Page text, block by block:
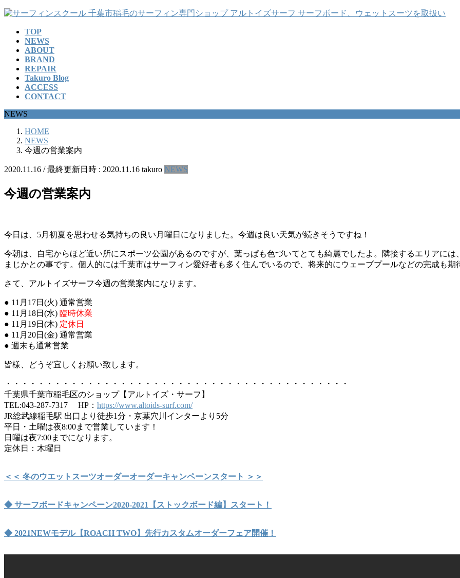
コ
プ
ナ
動
TOP
NEWS
ABOUT
BRAND
REPAIR
Takuro Blog
ACCESS
CONTACT
NEWS
HOME
NEWS
今週の営業案内
2020.11.16 / 最終更新日時 : 2020.11.16 takuro NEWS
今週の営業案内
今日は、5月初夏を思わせる気持ちの良い月曜日になりました。今週は良い天気が続きそうですね！
今朝は、自宅からほど近い所にスポーツ公園があるのですが、葉っぱも色づいてとても綺麗でしたよ。隣接するエリアに
まじかとの事です。個人的には千葉市はサーフィン愛好者も多く住んでいるので、将来的にウェーブプールなどの完成も期
さて、アルトイズサーフ今週の営業案内になります。
● 11月17日(火) 通常営業
● 11月18日(水) 臨時休業
● 11月19日(木) 定休日
● 11月20日(金) 通常営業
● 週末も通常営業
皆様、どうぞ宜しくお願い致します。
・・・・・・・・・・・・・・・・・・・・・・・・・・・・・・・・・・・・・・・・・・
千葉県千葉市稲毛区のショップ【アルトイズ・サーフ】
TEL:043-287-7317 HP： https://www.altoids-surf.com/
JR総武線稲毛駅 出口より徒歩1分・京葉穴川インターより5分
平日・土曜は夜8:00まで営業しています！
日曜は夜7:00までになります。
定休日：木曜日
＜＜ 冬のウエットスーツオーダーオーダーキャンペーンスタート ＞＞
◆ サーフボードキャンペーン2020-2021【ストックボード編】スタート！
◆ 2021NEWモデル【ROACH TWO】先行カスタムオーダーフェア開催！